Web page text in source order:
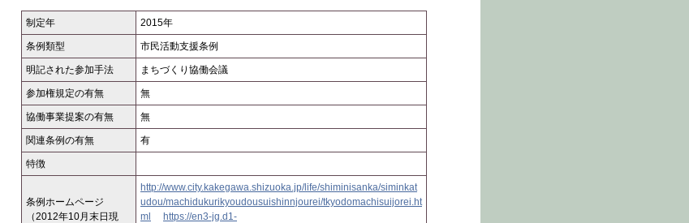
制定年 2015年
条例類型 市民活動支援条例
明記された参加手法 まちづくり協働会議
参加権規定の有無 無
協働事業提案の有無 無
関連条例の有無 有
特徴
条例ホームページ
（2012年10月末日現
http://www.city.kakegawa.shizuoka.jp/life/shiminisanka/siminkat
udou/machidukurikyoudousuishinnjourei/tkyodomachisuijorei.ht
ml
https://en3-jg.d1-